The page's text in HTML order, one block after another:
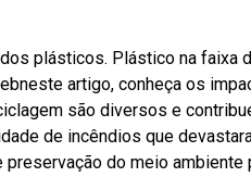
plásticos. Plástico na faixa
artigo, conheça os
são diversos e
de incêndios que
do meio ambiente